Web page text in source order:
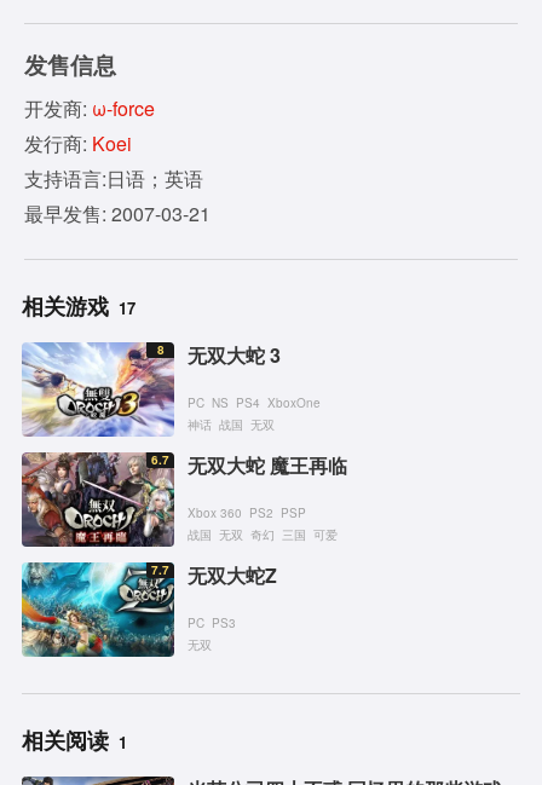
发售信息
开发商: ω-force
发行商: Koei
支持语言:日语；英语
最早发售: 2007-03-21
相关游戏 17
8 无双大蛇 3
PC NS PS4 XboxOne
神话 战国 无双
6.7 无双大蛇 魔王再临
Xbox 360 PS2 PSP
战国 无双 奇幻 三国 可爱
7.7 无双大蛇Z
PC PS3
无双
相关阅读 1